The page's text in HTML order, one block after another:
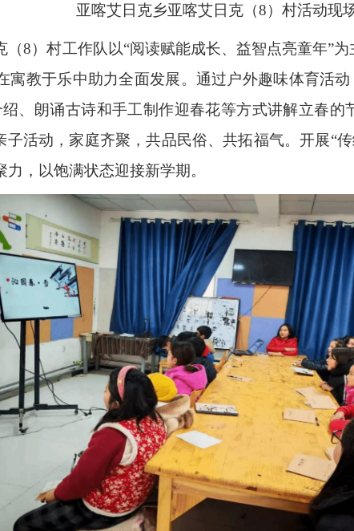
亚喀艾日克乡亚喀艾日克（8）村活动现
（8）村工作队以“阅读赋能成长、益智点亮童年”
寓教于乐中助力全面发展。通过户外趣味体育活
、朗诵古诗和手工制作迎春花等方式讲解立春
子活动，家庭齐聚，共品民俗、共拓福气。开展“
，以饱满状态迎接新学期。